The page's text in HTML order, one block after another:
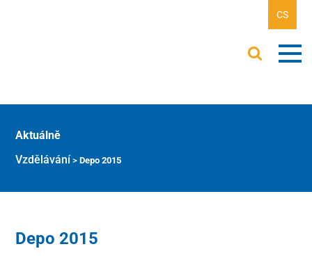
CS
Aktuálně
Vzdělávání>Depo 2015
Depo 2015